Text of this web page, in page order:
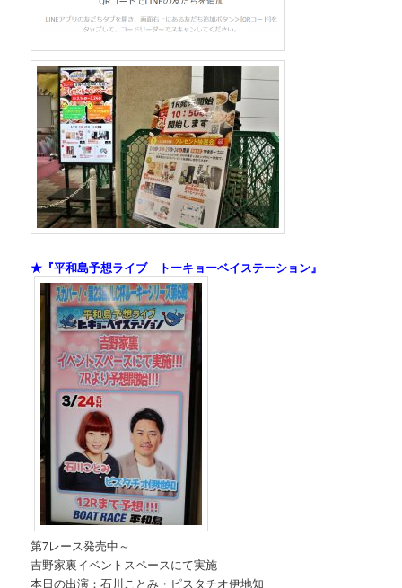
★『平和島予想ライブ トーキョーベイステーション』
第7レース発売中～
吉野家裏イベントスペースにて実施
本日の出演：石川ことみ・ピスタチオ伊地知